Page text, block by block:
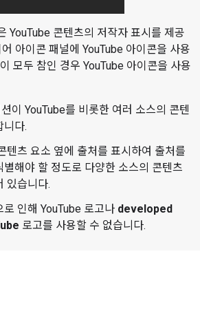
YouTube 콘텐츠의 저작자 표시를 제공
아이콘 패널에 YouTube 아이콘을 사용
모두 참인 경우 YouTube 아이콘을 사용
이 YouTube를 비롯한 여러 소스의 콘텐
니다.
텐츠 요소 옆에 출처를 표시하여 출처를
별해야 할 정도로 다양한 소스의 콘텐츠
있습니다.
로 인해 YouTube 로고나 developed
로고를 사용할 수 없습니다.